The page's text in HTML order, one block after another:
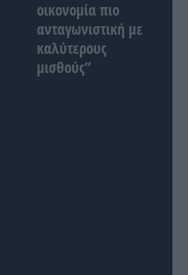
οικονομία πιο
ανταγωνιστική με
καλύτερους
μισθούς”